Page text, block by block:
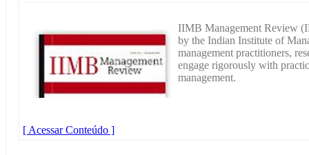
IIMB Management Review
by the Indian Institute of
management practitioners,
engage rigorously with
management.
[ Acessar Conteúdo ]